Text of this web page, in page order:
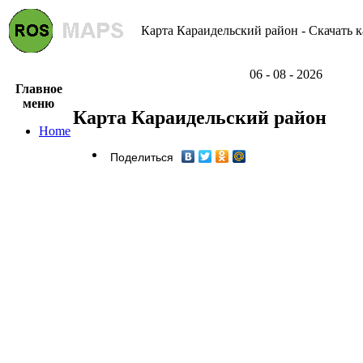
Карта Караидельский район - Скачать
06 - 08 - 2026
Главное
меню
Home
Карта Караидельский район
Поделиться